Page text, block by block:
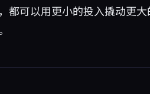
可以用更小的投入撬动更大